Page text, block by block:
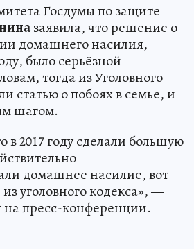
Госдумы по защите
заявила, что решение о
домашнего насилия,
было серьёзной
тогда из Уголовного
статью о побоях в семье, и
шагом.
в 2017 году сделали большую
домашнее насилие, вот
уголовного кодекса», —
на пресс-конференции.